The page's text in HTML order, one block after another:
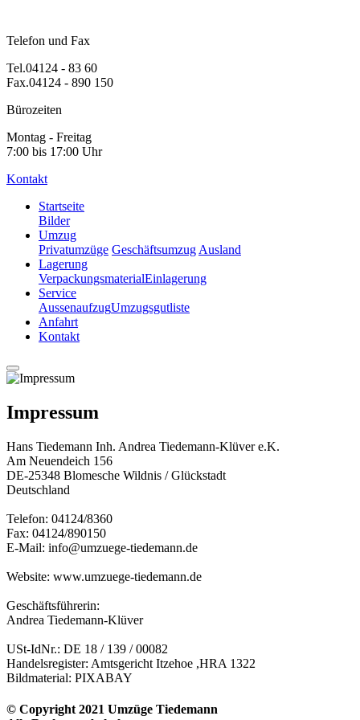
Telefon und Fax
Tel.04124 - 83 60
Fax.04124 - 890 150
Bürozeiten
Montag - Freitag
7:00 bis 17:00 Uhr
Kontakt
Startseite
Bilder
Umzug
Privatumzüge Geschäftsumzug Ausland
Lagerung
VerpackungsmaterialEinlagerung
Service
AussenaufzugUmzugsgutliste
Anfahrt
Kontakt
Impressum
Hans Tiedemann Inh. Andrea Tiedemann-Klüver e.K.
Am Neuendeich 156
DE-25348 Blomesche Wildnis / Glückstadt
Deutschland
Telefon: 04124/8360
Fax: 04124/890150
E-Mail: info@umzuege-tiedemann.de
Website: www.umzuege-tiedemann.de
Geschäftsführerin:
Andrea Tiedemann-Klüver
USt-IdNr.: DE 18 / 139 / 00082
Handelsregister: Amtsgericht Itzehoe ,HRA 1322
Bildmaterial: PIXABAY
© Copyright 2021 Umzüge Tiedemann